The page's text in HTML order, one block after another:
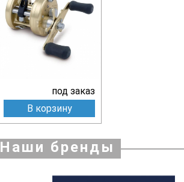
под заказ
В корзину
Наши бренды